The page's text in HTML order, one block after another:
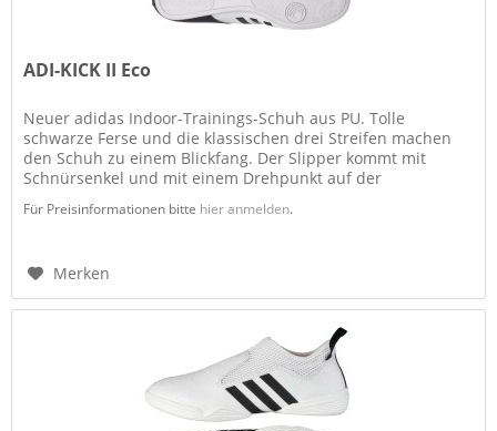
ADI-KICK II Eco
Neuer adidas Indoor-Trainings-Schuh aus PU. Tolle
schwarze Ferse und die klassischen drei Streifen machen
den Schuh zu einem Blickfang. Der Slipper kommt mit
Schnürsenkel und mit einem Drehpunkt auf der
Für Preisinformationen bitte hier anmelden.
Merken